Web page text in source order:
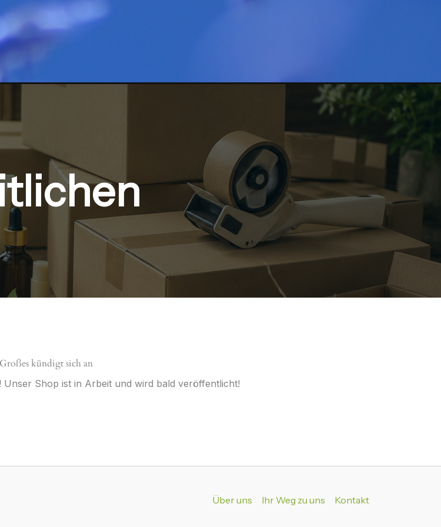
Großes kündigt sich an
Unser Shop ist in Arbeit und wird bald veröffentlicht!
Über uns Ihr Weg zu uns Kontakt